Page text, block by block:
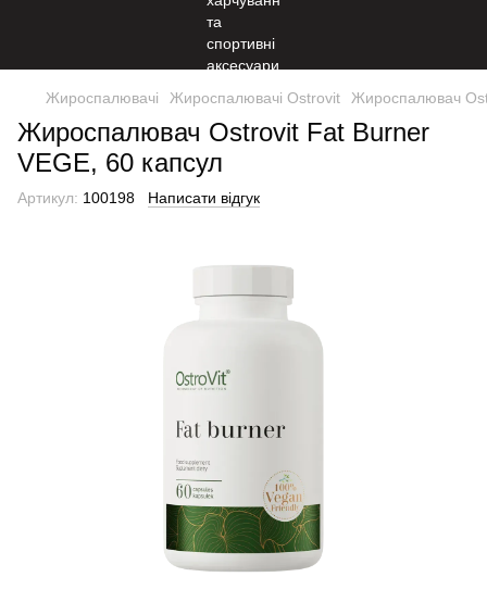
Жироспалювачі Жироспалювачі Ostrovit Жироспалювач
Жироспалювач Ostrovit Fat Burner
VEGE, 60 капсул
Артикул: 100198 Написати відгук